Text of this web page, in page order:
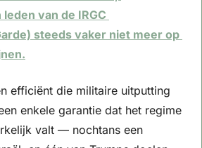
van de IRGC
steeds vaker niet meer op
efficiënt die militaire uitputting
enkele garantie dat het regime
valt — nochtans een